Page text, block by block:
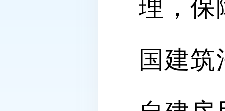
理，保
国建